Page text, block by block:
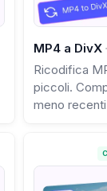
MP4 a DivX
Ricodifica
piccoli.
meno